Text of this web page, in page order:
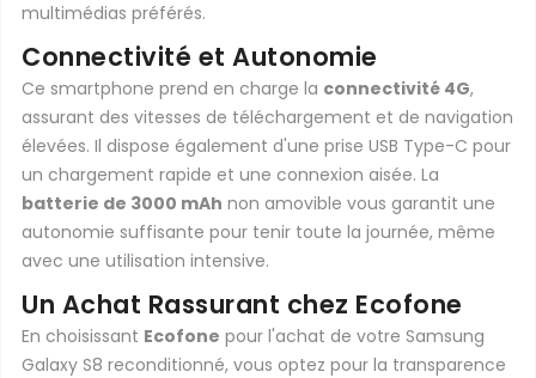
multimédias préférés.
Connectivité et Autonomie
Ce smartphone prend en charge la connectivité 4G,
assurant des vitesses de téléchargement et de navigation
élevées. Il dispose également d'une prise USB Type-C pour
un chargement rapide et une connexion aisée. La
batterie de 3000 mAh non amovible vous garantit une
autonomie suffisante pour tenir toute la journée, même
avec une utilisation intensive.
Un Achat Rassurant chez Ecofone
En choisissant Ecofone pour l'achat de votre Samsung
Galaxy S8 reconditionné, vous optez pour la transparence